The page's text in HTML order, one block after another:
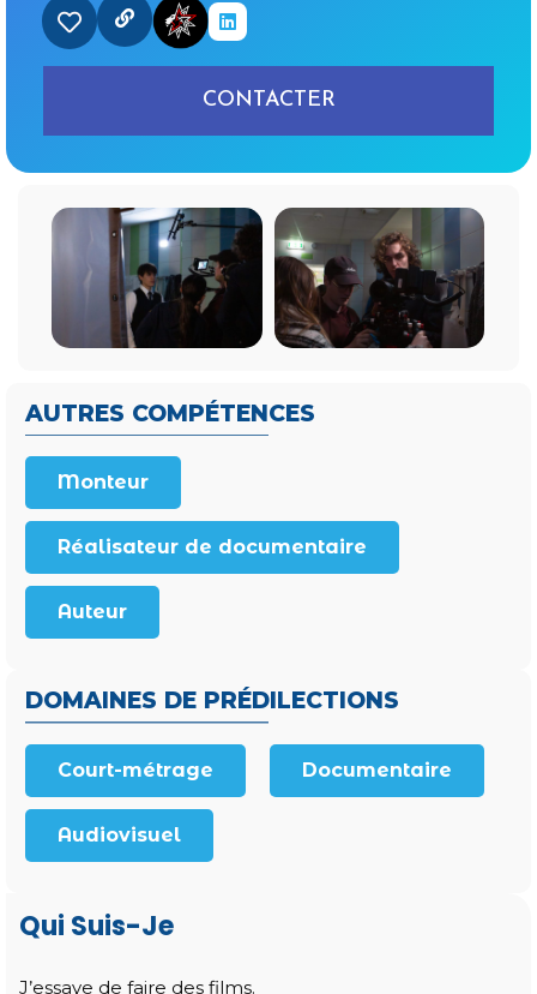
CONTACTER
Qui Suis-Je
J’essaye de faire des films.
AUTRES COMPÉTENCES
Monteur
Réalisateur de documentaire
Auteur
DOMAINES DE PRÉDILECTIONS
Court-métrage Documentaire
Audiovisuel